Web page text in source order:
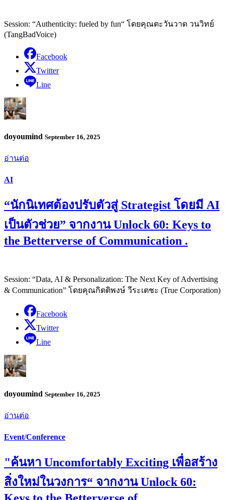
Session: “Authenticity: fueled by fun“ โดยคุณตะวันวาด วนวิทย์
(TangBadVoice)
Facebook
Twitter
Line
doyoumind September 16, 2025
อ่านต่อ
AI
“นักนิเทศต้องปรับตัวสู่ Strategist โดยมี AI
เป็นตัวช่วย” จากงาน Unlock 60: Keys to
the Betterverse of Communication .
Session: “Data, AI & Personalization: The Next Key of Advertising
& Communication” โดยคุณกิตติพงษ์ วีระเตชะ (True Corporation)
Facebook
Twitter
Line
doyoumind September 16, 2025
อ่านต่อ
Event/Conference
"ค้นหา Uncomfortably Exciting เพื่อสร้าง
สิ่งใหม่ในวงการ“ จากงาน Unlock 60: